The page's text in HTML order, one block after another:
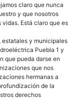
claro que nunca
y que nosotros
Está claro que es
estatales y municipales
Puebla 1 y
que pueda darse en
que nos
hermanas a
de la
derechos